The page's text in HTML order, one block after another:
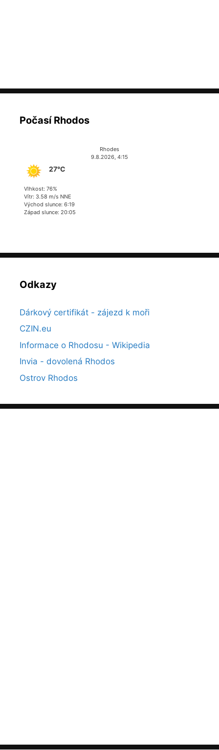
Počasí Rhodos
Rhodes
9.8.2026, 4:15
27°C
Vlhkost: 76%
Vítr: 3.58 m/s NNE
Východ slunce: 6:19
Západ slunce: 20:05
Odkazy
Dárkový certifikát - zájezd k moři
CZIN.eu
Informace o Rhodosu - Wikipedia
Invia - dovolená Rhodos
Ostrov Rhodos